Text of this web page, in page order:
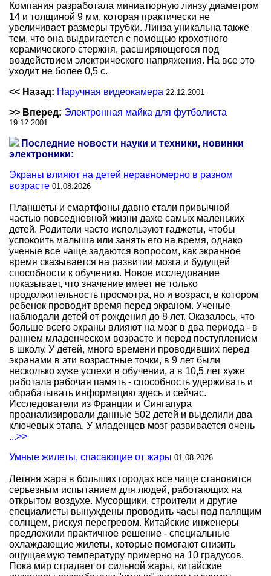
Компания разработала миниатюрную линзу диаметром
14 и толщиной 9 мм, которая практически не
увеличивает размеры трубки. Линза уникальна также
тем, что она выдвигается с помощью крохотного
керамического стержня, расширяющегося под
воздействием электрического напряжения. На все это
уходит не более 0,5 с.
<< Назад: Наручная видеокамера 22.12.2001
>> Вперед: Электронная майка для футболиста
19.12.2001
Последние новости науки и техники, новинки
электроники:
Экраны влияют на детей неравномерно в разном
возрасте 01.08.2026
Планшеты и смартфоны давно стали привычной
частью повседневной жизни даже самых маленьких
детей. Родители часто используют гаджеты, чтобы
успокоить малыша или занять его на время, однако
ученые все чаще задаются вопросом, как экранное
время сказывается на развитии мозга и будущей
способности к обучению. Новое исследование
показывает, что значение имеет не только
продолжительность просмотра, но и возраст, в котором
ребенок проводит время перед экраном. Ученые
наблюдали детей от рождения до 8 лет. Оказалось, что
больше всего экраны влияют на мозг в два периода - в
раннем младенческом возрасте и перед поступлением
в школу. У детей, много времени проводивших перед
экранами в эти возрастные точки, в 9 лет были
несколько хуже успехи в обучении, а в 10,5 лет хуже
работала рабочая память - способность удерживать и
обрабатывать информацию здесь и сейчас.
Исследователи из Франции и Сингапура
проанализировали данные 502 детей и выделили два
ключевых этапа. У младенцев мозг развивается очень
...>>
Умные жилеты, спасающие от жары 01.08.2026
Летняя жара в больших городах все чаще становится
серьезным испытанием для людей, работающих на
открытом воздухе. Мусорщики, строители и другие
специалисты вынуждены проводить часы под палящим
солнцем, рискуя перегревом. Китайские инженеры
предложили практичное решение - специальные
охлаждающие жилеты, которые помогают снизить
ощущаемую температуру примерно на 10 градусов.
Пока мир страдает от сильной жары, китайские